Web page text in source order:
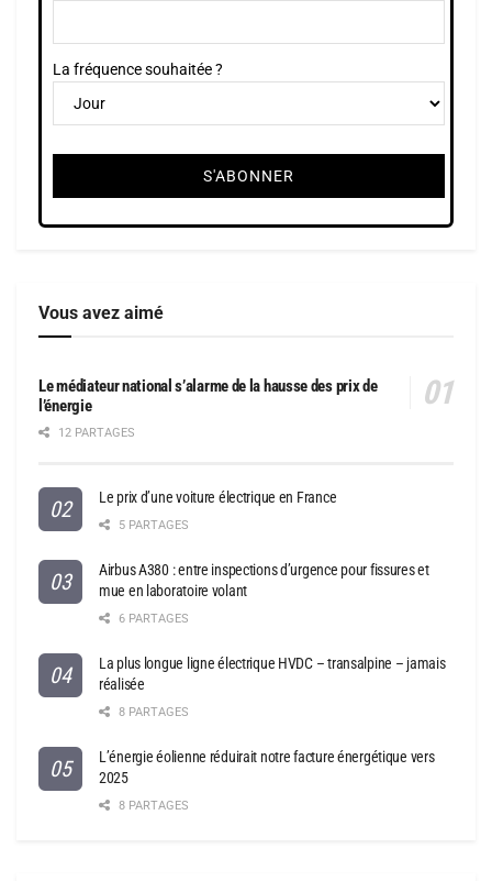
La fréquence souhaitée ?
Vous avez aimé
Le médiateur national s’alarme de la hausse des prix de
l’énergie
12 PARTAGES
Le prix d’une voiture électrique en France
5 PARTAGES
Airbus A380 : entre inspections d’urgence pour fissures et
mue en laboratoire volant
6 PARTAGES
La plus longue ligne électrique HVDC – transalpine – jamais
réalisée
8 PARTAGES
L’énergie éolienne réduirait notre facture énergétique vers
2025
8 PARTAGES